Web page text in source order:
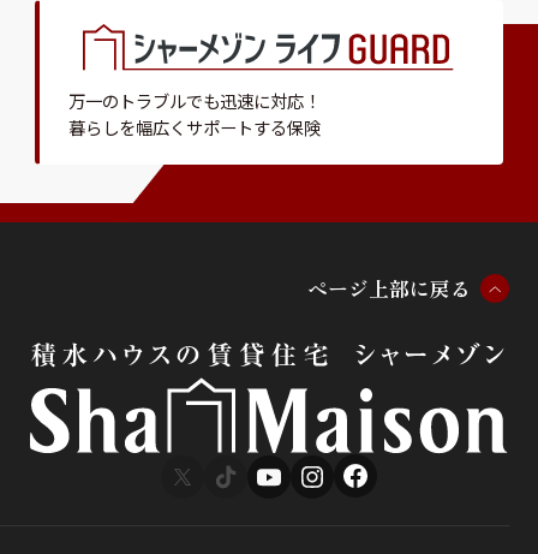
万一のトラブルでも迅速に対応！
暮らしを幅広くサポートする保険
ページ 上部に戻る